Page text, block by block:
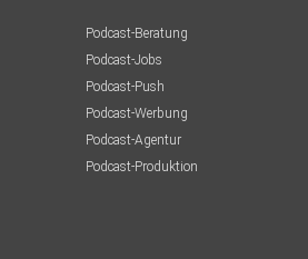
Podcast-Beratung
Podcast-Jobs
Podcast-Push
Podcast-Werbung
Podcast-Agentur
Podcast-Produktion